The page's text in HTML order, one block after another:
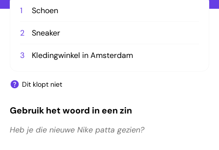
1 Schoen
2 Sneaker
3 Kledingwinkel in Amsterdam
Dit klopt niet
Gebruik het woord in een zin
Heb je die nieuwe Nike patta gezien?